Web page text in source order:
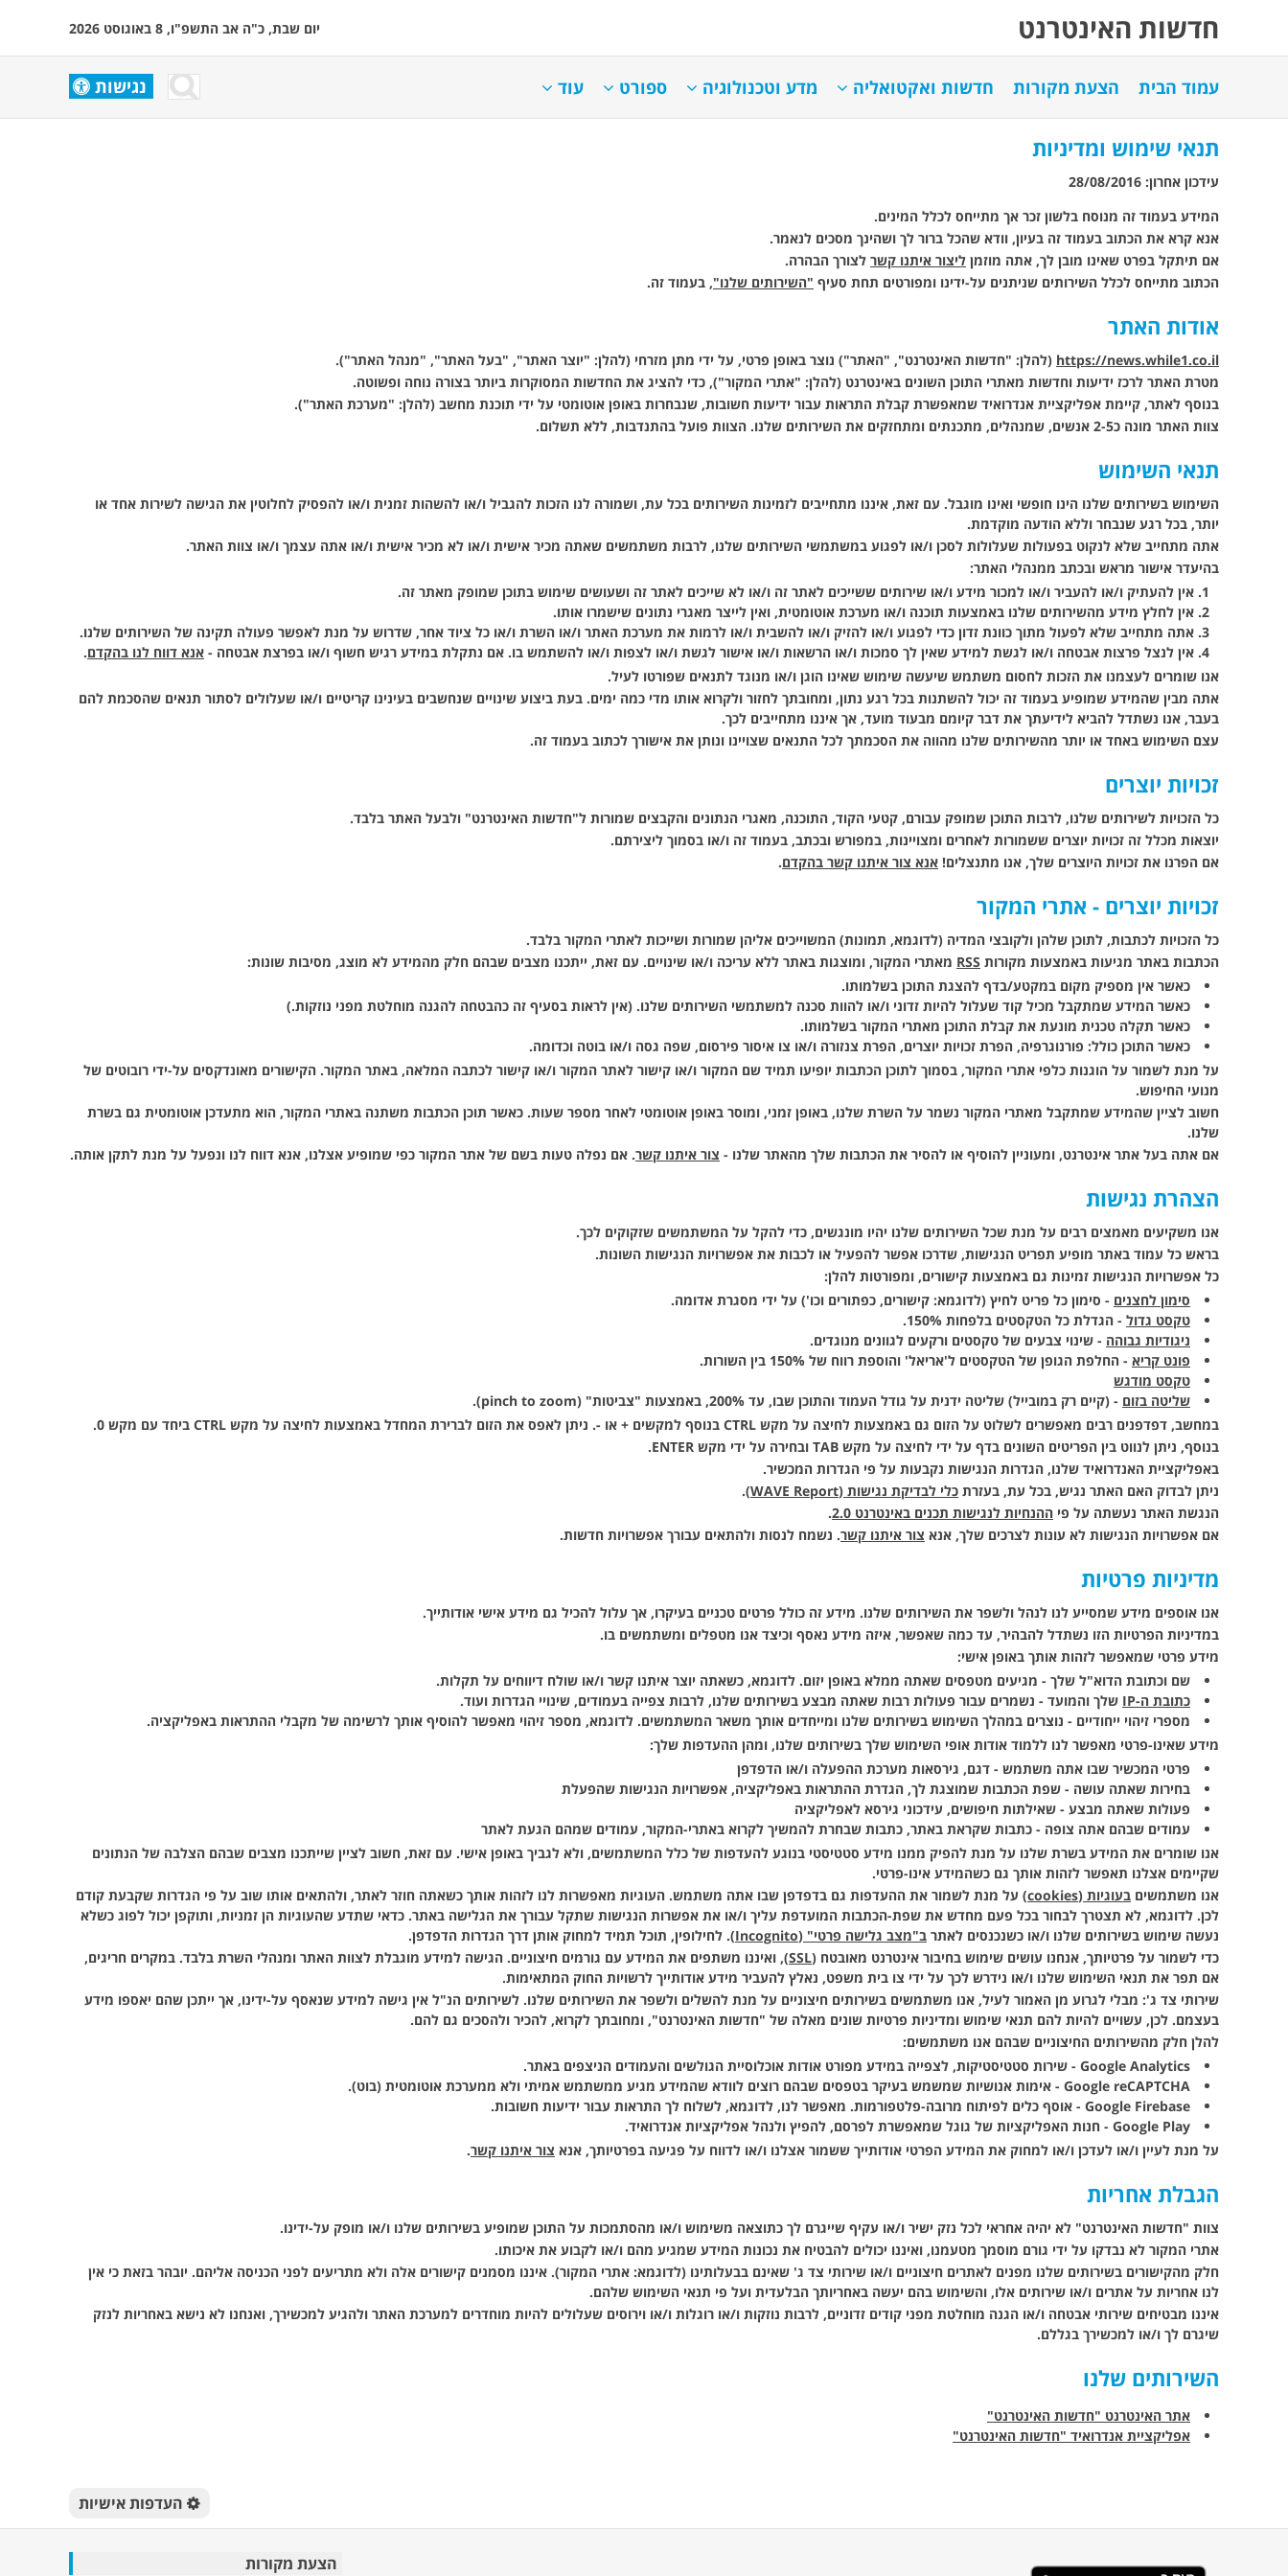
חדשות האינטרנט יום שבת, כ"ה אב התשפ"ו, 8 באוגוסט 2026
נגישות עמוד הבית הצעת מקורות חדשות ואקטואליה מדע וטכנולוגיה ספורט עוד
תנאי שימוש ומדיניות
עידכון אחרון: 28/08/2016
המידע בעמוד זה מנוסח בלשון זכר אך מתייחס לכלל המינים.
אנא קרא את הכתוב בעמוד זה בעיון, וודא שהכל ברור לך ושהינך מסכים לנאמר.
אם תיתקל בפרט שאינו מובן לך, אתה מוזמן ליצור איתנו קשר לצורך הבהרה.
הכתוב מתייחס לכלל השירותים שניתנים על-ידינו ומפורטים תחת סעיף "השירותים שלנו", בעמוד זה.
אודות האתר
https://news.while1.co.il (להלן: "חדשות האינטרנט", "האתר") נוצר באופן פרטי, על ידי מתן מזרחי (להלן: "יוצר האתר", "בעל האתר", "מנהל האתר").
מטרת האתר לרכז ידיעות וחדשות מאתרי התוכן השונים באינטרנט (להלן: "אתרי המקור"), כדי להציג את החדשות המסוקרות ביותר בצורה נוחה ופשוטה.
בנוסף לאתר, קיימת אפליקציית אנדרואיד שמאפשרת קבלת התראות עבור ידיעות חשובות, שנבחרות באופן אוטומטי על ידי תוכנת מחשב (להלן: "מערכת האתר").
צוות האתר מונה כ2-5 אנשים, שמנהלים, מתכנתים ומתחזקים את השירותים שלנו. הצוות פועל בהתנדבות, ללא תשלום.
תנאי השימוש
השימוש בשירותים שלנו הינו חופשי ואינו מוגבל. עם זאת, איננו מתחייבים לזמינות השירותים בכל עת, ושמורה לנו הזכות להגביל ו/או להשהות זמנית ו/או להפסיק לחלוטין את הגישה לשירות אחד או
יותר, בכל רגע שנבחר וללא הודעה מוקדמת.
אתה מתחייב שלא לנקוט בפעולות שעלולות לסכן ו/או לפגוע במשתמשי השירותים שלנו, לרבות משתמשים שאתה מכיר אישית ו/או לא מכיר אישית ו/או אתה עצמך ו/או צוות האתר.
בהיעדר אישור מראש ובכתב ממנהלי האתר:
אין להעתיק ו/או להעביר ו/או למכור מידע ו/או שירותים ששייכים לאתר זה ו/או לא שייכים לאתר זה ושעושים שימוש בתוכן שמופק מאתר זה.
אין לחלץ מידע מהשירותים שלנו באמצעות תוכנה ו/או מערכת אוטומטית, ואין לייצר מאגרי נתונים שישמרו אותו.
אתה מתחייב שלא לפעול מתוך כוונת זדון כדי לפגוע ו/או להזיק ו/או להשבית ו/או לרמות את מערכת האתר ו/או השרת ו/או כל ציוד אחר, שדרוש על מנת לאפשר פעולה תקינה של השירותים שלנו.
אין לנצל פרצות אבטחה ו/או לגשת למידע שאין לך סמכות ו/או הרשאות ו/או אישור לגשת ו/או לצפות ו/או להשתמש בו. אם נתקלת במידע רגיש חשוף ו/או בפרצת אבטחה - אנא דווח לנו בהקדם.
אנו שומרים לעצמנו את הזכות לחסום משתמש שיעשה שימוש שאינו הוגן ו/או מנוגד לתנאים שפורטו לעיל.
אתה מבין שהמידע שמופיע בעמוד זה יכול להשתנות בכל רגע נתון, ומחובתך לחזור ולקרוא אותו מדי כמה ימים. בעת ביצוע שינויים שנחשבים בעינינו קריטיים ו/או שעלולים לסתור תנאים שהסכמת להם
בעבר, אנו נשתדל להביא לידיעתך את דבר קיומם מבעוד מועד, אך איננו מתחייבים לכך.
עצם השימוש באחד או יותר מהשירותים שלנו מהווה את הסכמתך לכל התנאים שצויינו ונותן את אישורך לכתוב בעמוד זה.
זכויות יוצרים
כל הזכויות לשירותים שלנו, לרבות התוכן שמופק עבורם, קטעי הקוד, התוכנה, מאגרי הנתונים והקבצים שמורות ל"חדשות האינטרנט" ולבעל האתר בלבד.
יוצאות מכלל זה זכויות יוצרים ששמורות לאחרים ומצויינות, במפורש ובכתב, בעמוד זה ו/או בסמוך ליצירתם.
אם הפרנו את זכויות היוצרים שלך, אנו מתנצלים! אנא צור איתנו קשר בהקדם.
זכויות יוצרים - אתרי המקור
כל הזכויות לכתבות, לתוכן שלהן ולקובצי המדיה (לדוגמא, תמונות) המשוייכים אליהן שמורות ושייכות לאתרי המקור בלבד.
הכתבות באתר מגיעות באמצעות מקורות RSS מאתרי המקור, ומוצגות באתר ללא עריכה ו/או שינויים. עם זאת, ייתכנו מצבים שבהם חלק מהמידע לא מוצג, מסיבות שונות:
כאשר אין מספיק מקום במקטע/בדף להצגת התוכן בשלמותו.
כאשר המידע שמתקבל מכיל קוד שעלול להיות זדוני ו/או להוות סכנה למשתמשי השירותים שלנו. (אין לראות בסעיף זה כהבטחה להגנה מוחלטת מפני נוזקות.)
כאשר תקלה טכנית מונעת את קבלת התוכן מאתרי המקור בשלמותו.
כאשר התוכן כולל: פורנוגרפיה, הפרת זכויות יוצרים, הפרת צנזורה ו/או צו איסור פירסום, שפה גסה ו/או בוטה וכדומה.
על מנת לשמור על הוגנות כלפי אתרי המקור, בסמוך לתוכן הכתבות יופיעו תמיד שם המקור ו/או קישור לאתר המקור ו/או קישור לכתבה המלאה, באתר המקור. הקישורים מאונדקסים על-ידי רובוטים של
מנועי החיפוש.
חשוב לציין שהמידע שמתקבל מאתרי המקור נשמר על השרת שלנו, באופן זמני, ומוסר באופן אוטומטי לאחר מספר שעות. כאשר תוכן הכתבות משתנה באתרי המקור, הוא מתעדכן אוטומטית גם בשרת
שלנו.
אם אתה בעל אתר אינטרנט, ומעוניין להוסיף או להסיר את הכתבות שלך מהאתר שלנו - צור איתנו קשר. אם נפלה טעות בשם של אתר המקור כפי שמופיע אצלנו, אנא דווח לנו ונפעל על מנת לתקן אותה.
הצהרת נגישות
אנו משקיעים מאמצים רבים על מנת שכל השירותים שלנו יהיו מונגשים, כדי להקל על המשתמשים שזקוקים לכך.
בראש כל עמוד באתר מופיע תפריט הנגישות, שדרכו אפשר להפעיל או לכבות את אפשרויות הנגישות השונות.
כל אפשרויות הנגישות זמינות גם באמצעות קישורים, ומפורטות להלן:
סימון לחצנים - סימון כל פריט לחיץ (לדוגמא: קישורים, כפתורים וכו') על ידי מסגרת אדומה.
טקסט גדול - הגדלת כל הטקסטים בלפחות 150%.
ניגודיות גבוהה - שינוי צבעים של טקסטים ורקעים לגוונים מנוגדים.
פונט קריא - החלפת הגופן של הטקסטים ל'אריאל' והוספת רווח של 150% בין השורות.
טקסט מודגש
שליטה בזום - (קיים רק במובייל) שליטה ידנית על גודל העמוד והתוכן שבו, עד 200%, באמצעות "צביטות" (pinch to zoom).
במחשב, דפדפנים רבים מאפשרים לשלוט על הזום גם באמצעות לחיצה על מקש CTRL בנוסף למקשים
+ או -. ניתן לאפס את הזום לברירת המחדל באמצעות לחיצה על מקש CTRL ביחד עם מקש 0
.
בנוסף, ניתן לנווט בין הפריטים השונים בדף על ידי לחיצה על מקש TAB ובחירה על ידי מקש ENTER.
באפליקציית האנדרואיד שלנו, הגדרות הנגישות נקבעות על פי הגדרות המכשיר.
ניתן לבדוק האם האתר נגיש, בכל עת, בעזרת כלי לבדיקת נגישות (WAVE Report)
.
הנגשת האתר נעשתה על פי ההנחיות לנגישות תכנים באינטרנט 2.0
.
אם אפשרויות הנגישות לא עונות לצרכים שלך, אנא צור איתנו קשר. נשמח לנסות ולהתאים עבורך אפשרויות חדשות.
מדיניות פרטיות
אנו אוספים מידע שמסייע לנו לנהל ולשפר את השירותים שלנו. מידע זה כולל פרטים טכניים בעיקרו, אך עלול להכיל גם מידע אישי אודותייך.
במדיניות הפרטיות הזו נשתדל להבהיר, עד כמה שאפשר, איזה מידע נאסף וכיצד אנו מטפלים ומשתמשים בו.
מידע פרטי שמאפשר לזהות אותך באופן אישי:
שם וכתובת הדוא"ל שלך - מגיעים מטפסים שאתה ממלא באופן יזום. לדוגמא, כשאתה יוצר איתנו קשר ו/או שולח דיווחים על תקלות.
כתובת ה-IP
שלך והמועד - נשמרים עבור פעולות רבות שאתה מבצע בשירותים שלנו, לרבות צפייה בעמודים, שינויי הגדרות ועוד.
מספרי זיהוי ייחודיים - נוצרים במהלך השימוש בשירותים שלנו ומייחדים אותך משאר המשתמשים. לדוגמא, מספר זיהוי מאפשר להוסיף אותך לרשימה של מקבלי ההתראות באפליקציה.
מידע שאינו-פרטי מאפשר לנו ללמוד אודות אופי השימוש שלך בשירותים שלנו, ומהן ההעדפות שלך:
פרטי המכשיר שבו אתה משתמש - דגם, גירסאות מערכת ההפעלה ו/או הדפדפן
בחירות שאתה עושה - שפת הכתבות שמוצגת לך, הגדרת ההתראות באפליקציה, אפשרויות הנגישות שהפעלת
פעולות שאתה מבצע - שאילתות חיפושים, עידכוני גירסא לאפליקציה
עמודים שבהם אתה צופה - כתבות שקראת באתר, כתבות שבחרת להמשיך לקרוא באתרי-המקור, עמודים שמהם הגעת לאתר
אנו שומרים את המידע בשרת שלנו על מנת להפיק ממנו מידע סטטיסטי בנוגע להעדפות של כלל המשתמשים, ולא לגביך באופן אישי. עם זאת, חשוב לציין שייתכנו מצבים שבהם הצלבה של הנתונים
שקיימים אצלנו תאפשר לזהות אותך גם כשהמידע אינו-פרטי.
אנו משתמשים בעוגיות (cookies)
על מנת לשמור את ההעדפות גם בדפדפן שבו אתה משתמש. העוגיות מאפשרות לנו לזהות אותך כשאתה חוזר לאתר, ולהתאים אותו שוב על פי הגדרות שקבעת קודם
לכן. לדוגמא, לא תצטרך לבחור בכל פעם מחדש את שפת-הכתבות המועדפת עליך ו/או את אפשרות הנגישות שתקל עבורך את הגלישה באתר. כדאי שתדע שהעוגיות הן זמניות, ותוקפן יכול לפוג כשלא
נעשה שימוש בשירותים שלנו ו/או כשנכנסים לאתר ב"מצב גלישה פרטי" (Incognito)
. לחילופין, תוכל תמיד למחוק אותן דרך הגדרות הדפדפן.
כדי לשמור על פרטיותך, אנחנו עושים שימוש בחיבור אינטרנט מאובטח (SSL), ואיננו משתפים את המידע עם גורמים חיצוניים. הגישה למידע מוגבלת לצוות האתר ומנהלי השרת בלבד. במקרים חריגים,
אם תפר את תנאי השימוש שלנו ו/או נידרש לכך על ידי צו בית משפט, נאלץ להעביר מידע אודותייך לרשויות החוק המתאימות.
שירותי צד ג': מבלי לגרוע מן האמור לעיל, אנו משתמשים בשירותים חיצוניים על מנת להשלים ולשפר את השירותים שלנו. לשירותים הנ"ל אין גישה למידע שנאסף על-ידינו, אך ייתכן שהם יאספו מידע
בעצמם. לכן, עשויים להיות להם תנאי שימוש ומדיניות פרטיות שונים מאלה של "חדשות האינטרנט", ומחובתך לקרוא, להכיר ולהסכים גם להם.
להלן חלק מהשירותים החיצוניים שבהם אנו משתמשים:
Google Analytics - שירות סטטיסטיקות, לצפייה במידע מפורט אודות אוכלוסיית הגולשים והעמודים הניצפים באתר.
Google reCAPTCHA - אימות אנושיות שמשמש בעיקר בטפסים שבהם רוצים לוודא שהמידע מגיע ממשתמש אמיתי ולא ממערכת אוטומטית (בוט).
Google Firebase - אוסף כלים לפיתוח מרובה-פלטפורמות. מאפשר לנו, לדוגמא, לשלוח לך התראות עבור ידיעות חשובות.
Google Play - חנות האפליקציות של גוגל שמאפשרת לפרסם, להפיץ ולנהל אפליקציות אנדרואיד.
על מנת לעיין ו/או לעדכן ו/או למחוק את המידע הפרטי אודותייך ששמור אצלנו ו/או לדווח על פגיעה בפרטיותך, אנא צור איתנו קשר.
הגבלת אחריות
צוות "חדשות האינטרנט" לא יהיה אחראי לכל נזק ישיר ו/או עקיף שייגרם לך כתוצאה משימוש ו/או מהסתמכות על התוכן שמופיע בשירותים שלנו ו/או מופק על-ידינו.
אתרי המקור לא נבדקו על ידי גורם מוסמך מטעמנו, ואיננו יכולים להבטיח את נכונות המידע שמגיע מהם ו/או לקבוע את איכותו.
חלק מהקישורים בשירותים שלנו מפנים לאתרים חיצוניים ו/או שירותי צד ג' שאינם בבעלותינו (לדוגמא: אתרי המקור). איננו מסמנים קישורים אלה ולא מתריעים לפני הכניסה אליהם. יובהר בזאת כי אין
לנו אחריות על אתרים ו/או שירותים אלו, והשימוש בהם יעשה באחריותך הבלעדית ועל פי תנאי השימוש שלהם.
איננו מבטיחים שירותי אבטחה ו/או הגנה מוחלטת מפני קודים זדוניים, לרבות נוזקות ו/או רוגלות ו/או וירוסים שעלולים להיות מוחדרים למערכת האתר ולהגיע למכשירך, ואנחנו לא נישא באחריות לנזק
שיגרם לך ו/או למכשירך בגללם.
השירותים שלנו
אתר האינטרנט "חדשות האינטרנט"
אפליקציית אנדרואיד "חדשות האינטרנט"
העדפות אישיות
הצעת מקורות